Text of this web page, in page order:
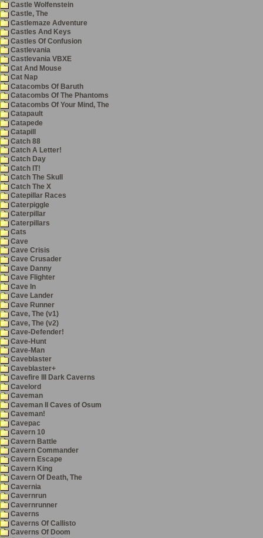
Castle Wolfenstein
Castle, The
Castlemaze Adventure
Castles And Keys
Castles Of Confusion
Castlevania
Castlevania VBXE
Cat And Mouse
Cat Nap
Catacombs Of Baruth
Catacombs Of The Phantoms
Catacombs Of Your Mind, The
Catapault
Catapede
Catapill
Catch 88
Catch A Letter!
Catch Day
Catch IT!
Catch The Skull
Catch The X
Catepillar Races
Caterpiggle
Caterpillar
Caterpillars
Cats
Cave
Cave Crisis
Cave Crusader
Cave Danny
Cave Flighter
Cave In
Cave Lander
Cave Runner
Cave, The (v1)
Cave, The (v2)
Cave-Defender!
Cave-Hunt
Cave-Man
Caveblaster
Caveblaster+
Cavefire III Dark Caverns
Cavelord
Caveman
Caveman II Caves of Osum
Caveman!
Cavepac
Cavern 10
Cavern Battle
Cavern Commander
Cavern Escape
Cavern King
Cavern Of Death, The
Cavernia
Cavernrun
Cavernrunner
Caverns
Caverns Of Callisto
Caverns Of Doom